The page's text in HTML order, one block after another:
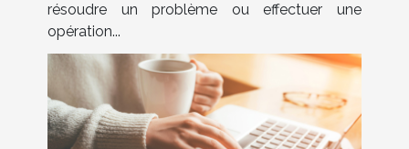
résoudre un problème ou effectuer une
opération...